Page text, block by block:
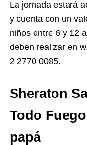
La jornada estará
y cuenta con un
niños entre 6 y 12
deben realizar en
2 2770 0085.
Sheraton
Todo
papá